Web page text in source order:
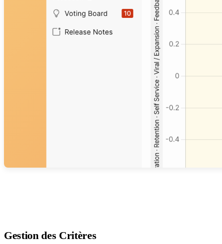
Gestion des Critères